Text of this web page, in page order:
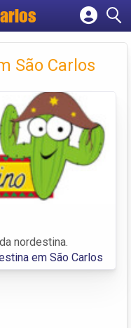
empresa
São Carlos
nordestina.
em São Carlos